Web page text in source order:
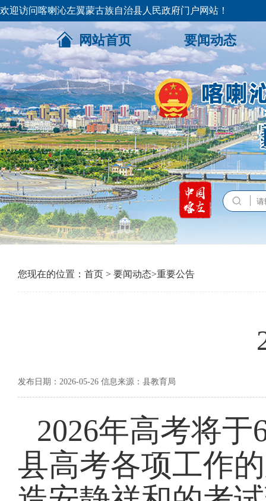
欢迎访问喀喇沁左翼蒙古族自治县人民政府门户网站！
网站首页 要闻动态
您现在的位置： 首页 > 要闻动态>重要公告
发布日期：2026-05-26 信息来源：县教育局
2026年高考将
县高考各项工作